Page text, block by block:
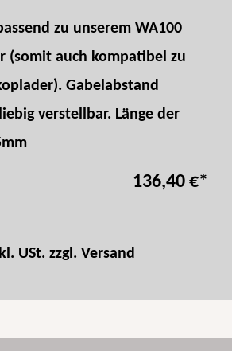
zu unserem WA100
(somit auch kompatibel zu
Gabelabstand
verstellbar. Länge der
136,40 €*
USt. zzgl. Versand